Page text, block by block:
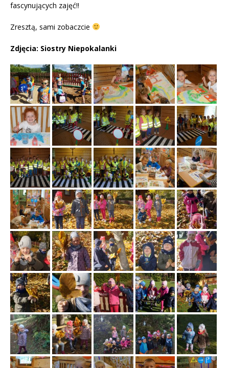
fascynujących zajęć!!
Zresztą, sami zobaczcie
Zdjęcia: Siostry Niepokalanki